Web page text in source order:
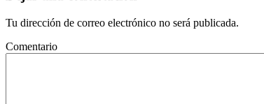
Tu dirección de correo electrónico no será publicada.
Comentario